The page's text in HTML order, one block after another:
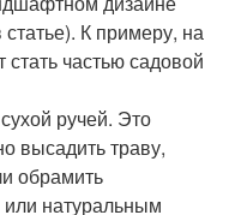
К примеру, на
частью садовой
ручей. Это
высадить траву,
обрамить
натуральным